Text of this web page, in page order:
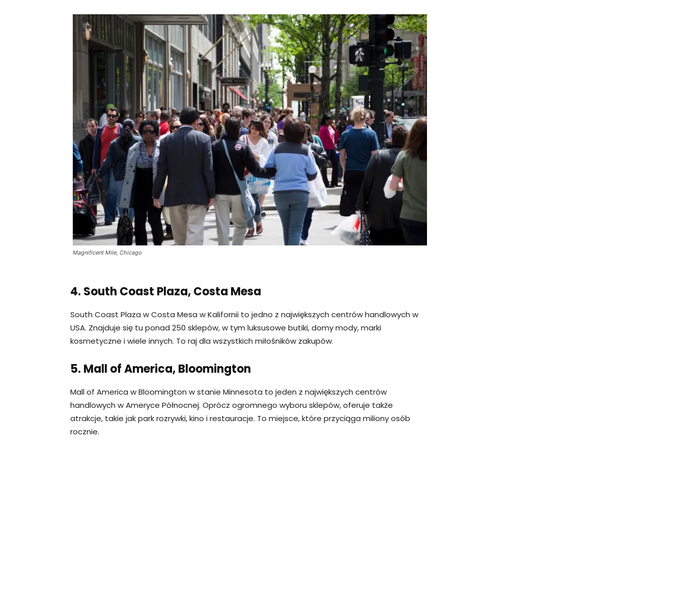
Magnificent Mile, Chicago
4. South Coast Plaza, Costa Mesa
South Coast Plaza w Costa Mesa w Kalifornii to jedno z największych centrów handlowych w
USA. Znajduje się tu ponad 250 sklepów, w tym luksusowe butiki, domy mody, marki
kosmetyczne i wiele innych. To raj dla wszystkich miłośników zakupów.
5. Mall of America, Bloomington
Mall of America w Bloomington w stanie Minnesota to jeden z największych centrów
handlowych w Ameryce Północnej. Oprócz ogromnego wyboru sklepów, oferuje także
atrakcje, takie jak park rozrywki, kino i restauracje. To miejsce, które przyciąga miliony osób
rocznie.